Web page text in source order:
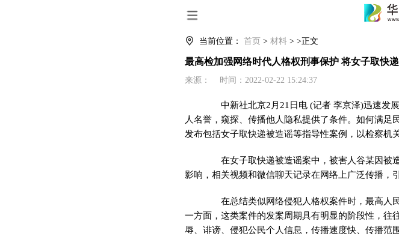
当前位置： 首页 > 材料 > >正文
最高检加强网络时代人格权刑事保护 将女子取快
来源： 时间：2022-02-22 15:24:37
中新社北京2月21日电 (记者 李京泽)迅速发
人名誉，窥探、传播他人隐私提供了条件。如何满
发布包括女子取快递被造谣等指导性案例，以检察机
在女子取快递被造谣案中，被害人谷某因被
影响，相关视频和微信聊天记录在网络上广泛传播，
在总结类似网络侵犯人格权案件时，最高人民
一方面，这类案件的发案周期具有明显的阶段性，
辱、诽谤、侵犯公民个人信息，传播速度快、传播范